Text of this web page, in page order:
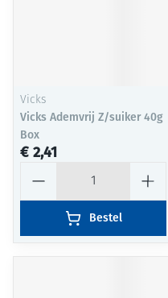
Vicks
Vicks Ademvrij Z/suiker 40g
Box
€ 2,41
Bestel